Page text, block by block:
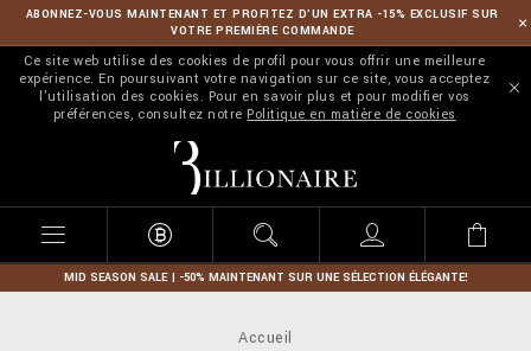
ABONNEZ-VOUS MAINTENANT ET PROFITEZ D’UN EXTRA -15% EXCLUSIF SUR
VOTRE PREMIÈRE COMMANDE
Ce site web utilise des cookies de profil pour vous offrir une meilleure
expérience. En poursuivant votre navigation sur ce site, vous acceptez
l'utilisation des cookies. Pour en savoir plus et pour modifier vos
préférences, consultez notre Politique en matière de cookies
l
l
o
n
MID SEASON SALE | -50% MAINTENANT SUR UNE SÉLECTION ÉLÉGANTE!
Accueil